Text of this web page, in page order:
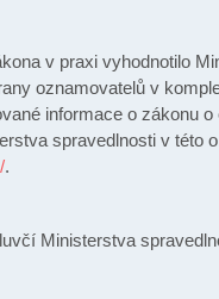
v praxi vyhodnotilo
oznamovatelů v
informace o zákonu o
spravedlnosti v této
.
Ministerstva